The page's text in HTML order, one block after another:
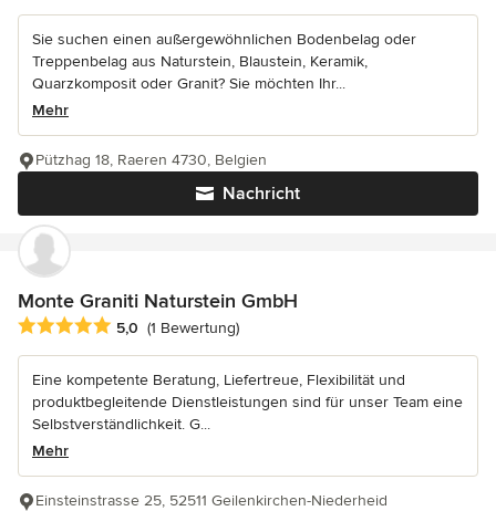
Sie suchen einen außergewöhnlichen Bodenbelag oder
Treppenbelag aus Naturstein, Blaustein, Keramik,
Quarzkomposit oder Granit? Sie möchten Ihr...
Mehr
Nachricht
Pützhag 18, Raeren 4730, Belgien
Monte Graniti Naturstein GmbH
Durchschnittliche Bewertung: 5 von 5 Sternen
5,0 (1 Bewertung)
Eine kompetente Beratung, Liefertreue, Flexibilität und
produktbegleitende Dienstleistungen sind für unser Team eine
Selbstverständlichkeit. G...
Mehr
Einsteinstrasse 25, 52511 Geilenkirchen-Niederheid